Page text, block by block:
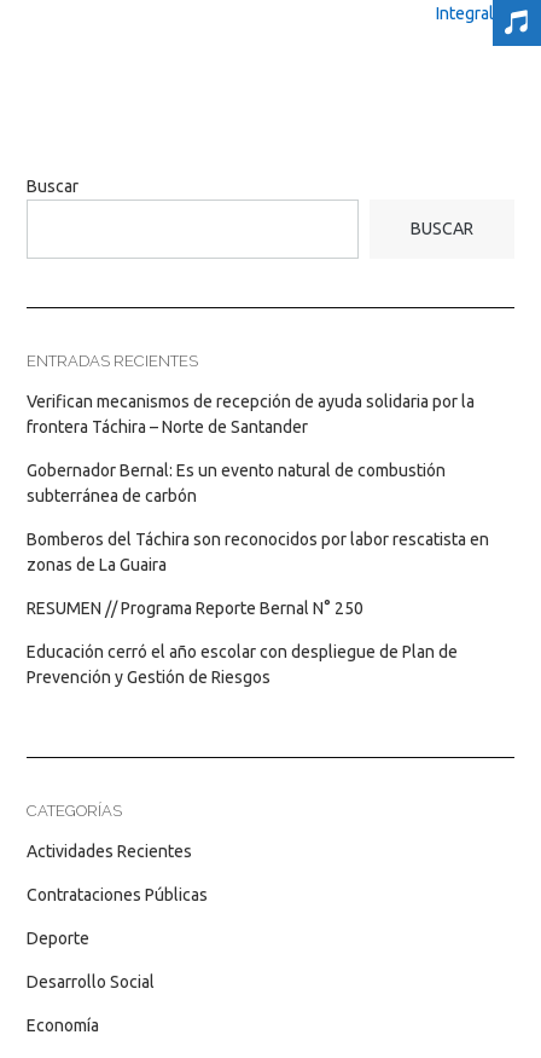
Integral →
Buscar
BUSCAR
ENTRADAS RECIENTES
Verifican mecanismos de recepción de ayuda solidaria por la
frontera Táchira – Norte de Santander
Gobernador Bernal: Es un evento natural de combustión
subterránea de carbón
Bomberos del Táchira son reconocidos por labor rescatista en
zonas de La Guaira
RESUMEN // Programa Reporte Bernal N° 250
Educación cerró el año escolar con despliegue de Plan de
Prevención y Gestión de Riesgos
CATEGORÍAS
Actividades Recientes
Contrataciones Públicas
Deporte
Desarrollo Social
Economía